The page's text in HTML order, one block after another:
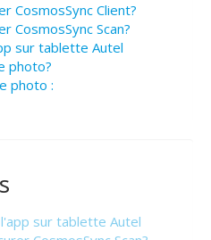
CosmosSync Client?
CosmosSync Scan?
sur tablette Autel
photo?
photo :
sur tablette Autel